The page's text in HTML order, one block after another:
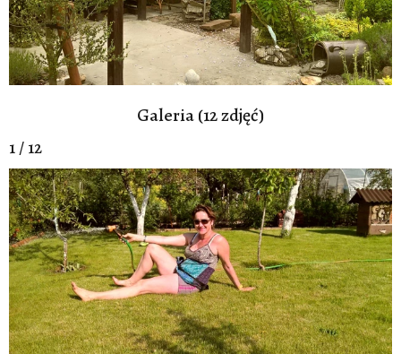
Galeria (12 zdjęć)
1 / 12